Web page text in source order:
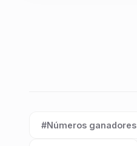
Etiqueta:
#Números ganadores